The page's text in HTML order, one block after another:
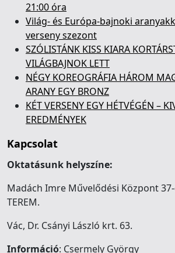
21:00 óra
Világ- és Európa-bajnoki
verseny szezont
SZÓLISTÁNK KISS KIARA
VILÁGBAJNOK LETT
NÉGY KOREOGRÁFIA HÁROM
ARANY EGY BRONZ
KÉT VERSENY EGY HÉTVÉGÉN –
EREDMÉNYEK
Kapcsolat
Oktatásunk helyszíne:
Madách Imre Művelődési Központ 37-
TEREM.
Vác, Dr. Csányi László krt. 63.
Információ: Csermely György